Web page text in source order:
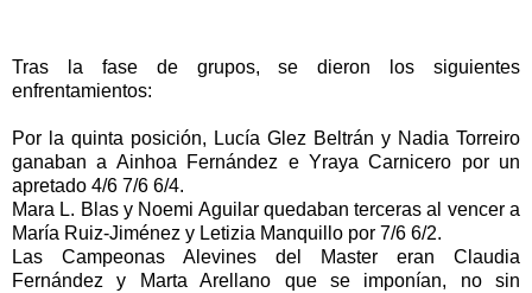
Tras la fase de grupos, se dieron los siguientes
enfrentamientos:
Por la quinta posición, Lucía Glez Beltrán y Nadia Torreiro
ganaban a Ainhoa Fernández e Yraya Carnicero por un
apretado 4/6 7/6 6/4.
Mara L. Blas y Noemi Aguilar quedaban terceras al vencer a
María Ruiz-Jiménez y Letizia Manquillo por 7/6 6/2.
Las Campeonas Alevines del Master eran Claudia
Fernández y Marta Arellano que se imponían, no sin